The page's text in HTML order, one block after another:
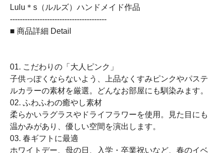
Lulu＊s（ルルズ）ハンドメイド作品
---------------------------------------
■ 商品詳細 Detail
01. こだわりの「大人ピンク」
子供っぽくならないよう、上品なくすみピンクやパステ
ルカラーの素材を厳選。どんなお部屋にも馴染みます。
02. ふわふわの癒やし素材
柔らかいラグラスやドライフラワーを使用。見た目にも
温かみがあり、優しい空間を演出します。
03. 春ギフトに最適
ホワイトデー、母の日、入学・卒業祝いなど、春のイベ